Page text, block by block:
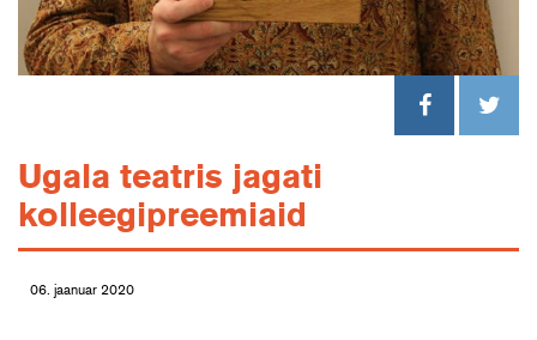
Ugala teatris jagati
kolleegipreemiaid
06. jaanuar 2020